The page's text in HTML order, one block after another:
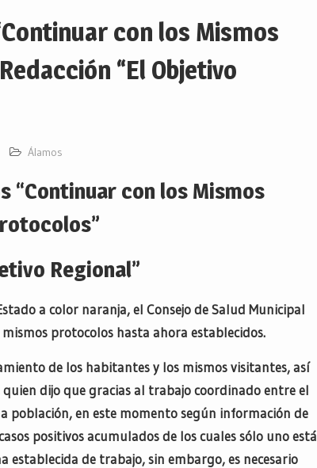
con los Mismos
“El Objetivo
Álamos
“Continuar con los Mismos
Regional”
a color naranja, el Consejo de Salud Municipal
protocolos hasta ahora establecidos.
de los habitantes y los mismos visitantes, así
dijo que gracias al trabajo coordinado entre el
población, en este momento según información de
positivos acumulados de los cuales sólo uno está
de trabajo, sin embargo, es necesario